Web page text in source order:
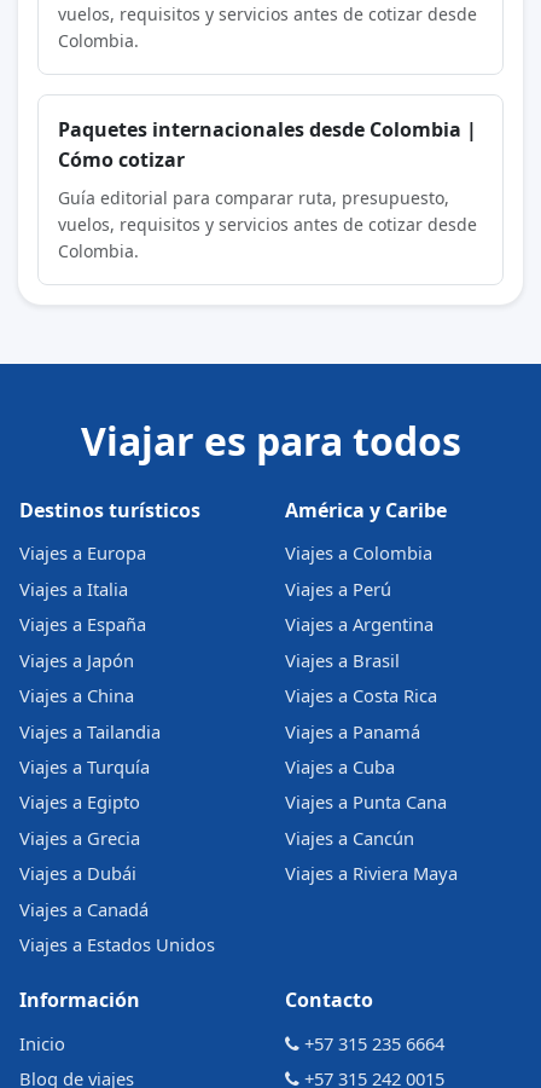
vuelos, requisitos y servicios antes de cotizar desde
Colombia.
Paquetes internacionales desde Colombia |
Cómo cotizar
Guía editorial para comparar ruta, presupuesto,
vuelos, requisitos y servicios antes de cotizar desde
Colombia.
Viajar es para todos
Destinos turísticos
Viajes a Europa
Viajes a Italia
Viajes a España
Viajes a Japón
Viajes a China
Viajes a Tailandia
Viajes a Turquía
Viajes a Egipto
Viajes a Grecia
Viajes a Dubái
Viajes a Canadá
Viajes a Estados Unidos
América y Caribe
Viajes a Colombia
Viajes a Perú
Viajes a Argentina
Viajes a Brasil
Viajes a Costa Rica
Viajes a Panamá
Viajes a Cuba
Viajes a Punta Cana
Viajes a Cancún
Viajes a Riviera Maya
Información
Inicio
Blog de viajes
Contacto
+57 315 235 6664
+57 315 242 0015